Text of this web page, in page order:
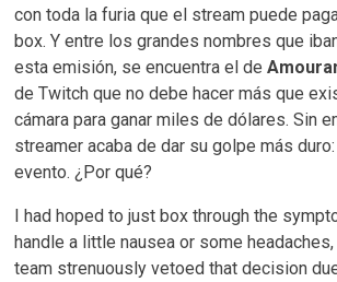
con toda la furia que el stream puede
box. Y entre los grandes nombres que
esta emisión, se encuentra el de
de Twitch que no debe hacer más que
cámara para ganar miles de dólares. Sin
streamer acaba de dar su golpe más
evento. ¿Por qué?
I had hoped to just box through the
handle a little nausea or some
team strenuously vetoed that decision